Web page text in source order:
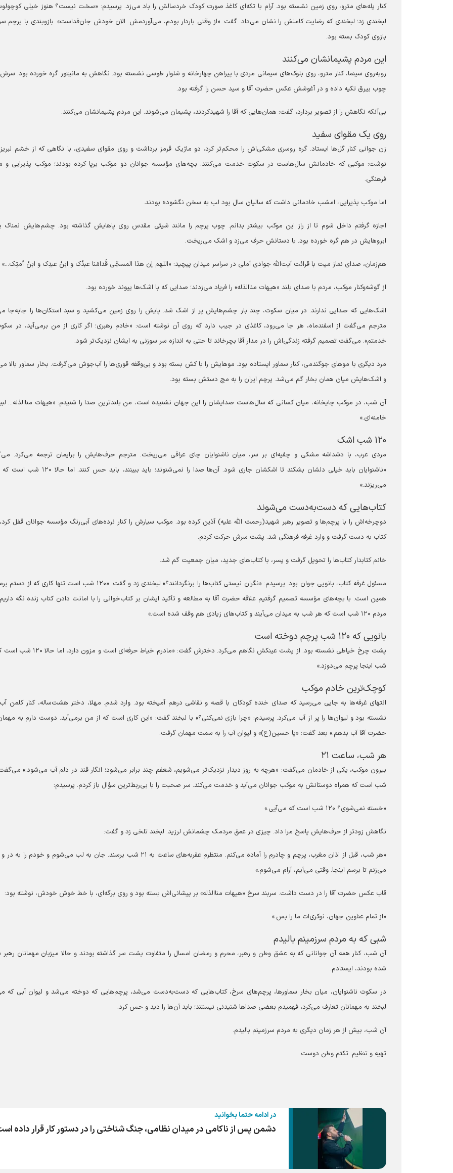
کنار پله‌های مترو، روی زمین نشسته بود. آرام با تکه‌ای کاغذ صورت کودک خردسالش را باد می‌زد. پرسیدم: «سخت نیست؟ هنوز خیلی
لبخندی زد؛ لبخندی که رضایت کاملش را نشان می‌داد. گفت: «از وقتی باردار بودم، می‌آوردمش. الان خودش جان‌فداست». بازوبندی با پرچم
بازوی کودک بسته بود.
این مردم پشیمانشان می‌کنند
روبه‌روی سینما، کنار مترو، روی بلوک‌های سیمانی مردی با پیراهن چهارخانه و شلوار طوسی نشسته بود. نگاهش به مانیتور گره خورده بود. سرش
چوب بیرق تکیه داده و در آغوشش عکس حضرت آقا و سید حسن را گرفته بود.
بی‌آنکه نگاهش را از تصویر بردارد، گفت: همان‌هایی که آقا را شهیدکردند، پشیمان می‌شوند. این مردم پشیمانشان می‌کنند.
روی یک مقوای سفید
زن جوانی کنار گل‌ها ایستاد. گره روسری مشکی‌اش را محکم‌تر کرد، دو ماژیک قرمز برداشت و روی مقوای سفیدی، با نگاهی که از خشم لبریز
نوشت: موکبی که خادمانش سال‌هاست در سکوت خدمت می‌کنند. بچه‌های مؤسسه جوانان دو موکب برپا کرده بودند؛ موکب پذیرایی و
فرهنگی.
اما موکب پذیرایی، امشب خادمانی داشت که سالیان سال بود لب به سخن نگشوده بودند.
اجازه گرفتم داخل شوم تا از راز این موکب بیشتر بدانم. چوب پرچم را مانند شیئی مقدس روی پاهایش گذاشته بود. چشم‌هایش نمناک
ابروهایش در هم گره خورده بود. با دستانش حرف می‌زد و اشک می‌ریخت.
هم‌زمان، صدای نماز میت با قرائت آیت‌الله جوادی آملی در سراسر میدان پیچید: «اللهم إن هذا المسجّی قُدامَنا عبدُک و ابنُ عبدِک و ابنُ أمتِک...»
از گوشه‌وکنار موکب، مردم با صدای بلند «هیهات مناالذله» را فریاد می‌زدند؛ صدایی که با اشک‌ها پیوند خورده بود.
اشک‌هایی که صدایی ندارند. در میان سکوت، چند بار چشم‌هایش پر از اشک شد. پایش را روی زمین می‌کشید و سبد استکان‌ها را جابه‌جا
مترجم می‌گفت از اسفندماه، هر جا می‌رود، کاغذی در جیب دارد که روی آن نوشته است: «خادم رهبری؛ اگر کاری از من برمی‌آید، در
خدمتم». می‌گفت تصمیم گرفته زندگی‌اش را در مدار آقا بچرخاند تا حتی به اندازه سر سوزنی به ایشان نزدیک‌تر شود.
مرد دیگری با موهای جوگندمی، کنار سماور ایستاده بود. موهایش را با کش بسته بود و بی‌وقفه قوری‌ها را آب‌جوش می‌گرفت. بخار سماور بالا
و اشک‌هایش میان همان بخار گم می‌شد. پرچم ایران را به مچ دستش بسته بود.
آن شب، در موکب چایخانه، میان کسانی که سال‌هاست صدایشان را این جهان نشنیده است، من بلندترین صدا را شنیدم: «هیهات مناالذله...
خامنه‌ای.»
۱۲۰ شب اشک
مردی عرب، با دشداشه مشکی و چفیه‌ای بر سر، میان ناشنوایان چای عراقی می‌ریخت. مترجم حرف‌هایش را برایمان ترجمه می‌کرد.
«ناشنوایان باید خیلی دلشان بشکند تا اشکشان جاری شود. آن‌ها صدا را نمی‌شنوند؛ باید ببینند،
می‌ریزند.»
کتاب‌هایی که دست‌به‌دست می‌شوند
دوچرخه‌اش را با پرچم‌ها و تصویر رهبر شهید(رحمت الله علیه) آذین کرده بود. موکب سیارش را کنار نرده‌های آبی‌رنگ مؤسسه جوانان قفل
کتاب به دست گرفت و وارد غرفه فرهنگی شد. پشت سرش حرکت کردم.
خانم کتابدار کتاب‌ها را تحویل گرفت و پسر، با کتاب‌های جدید، میان جمعیت گم شد.
مسئول غرفه کتاب، بانویی جوان بود. پرسیدم: «نگران نیستی کتاب‌ها را برنگردانند؟» لبخندی زد و گفت: «۱۲۰ شب است تنها
همین است. با بچه‌های مؤسسه تصمیم گرفتیم علاقه حضرت آقا به مطالعه و تأکید ایشان بر کتاب‌خوانی را با امانت دادن کتاب زنده نگه
مردم ۱۲۰ شب است که هر شب به میدان می‌آیند و کتاب‌های زیادی هم وقف شده است.»
بانویی که ۱۲۰ شب پرچم دوخته است
پشت چرخ خیاطی نشسته بود. از پشت عینکش نگاهم می‌کرد. دخترش گفت: «مادرم خیاط
شب اینجا پرچم می‌دوزد.»
کوچک‌ترین خادم موکب
انتهای غرفه‌ها به جایی می‌رسید که صدای خنده کودکان با قصه و نقاشی درهم آمیخته بود. وارد شدم. مهلا، دختر هشت‌ساله، کنار کلمن
نشسته بود و لیوان‌ها را پر از آب می‌کرد. پرسیدم: «چرا بازی نمی‌کنی؟» با لبخند گفت: «این کاری است که از من برمی‌آید. دوست دارم به
حضرت آقا آب بدهم.» بعد گفت: «یا حسین(ع)» و لیوان آب را به سمت مهمان گرفت.
هر شب، ساعت ۲۱
شب است که همراه دوستانش به موکب جوانان می‌آید و خدمت می‌کند. سر صحبت را با بی‌ربط‌ترین سؤال باز کردم. پرسیدم:
«خسته نمی‌شوی؟ ۱۲۰ شب است که می‌آیی.»
نگاهش زودتر از حرف‌هایش پاسخ مرا داد. چیزی در عمق مردمک چشمانش لرزید. لبخند تلخی زد و گفت:
«هر شب، قبل از اذان مغرب، پرچم و چادرم را آماده می‌کنم. منتظرم عقربه‌های ساعت به ۲۱ شب برسند. جان به لب می‌شوم و خودم را
می‌زنم تا برسم اینجا. وقتی می‌آیم، آرام می‌شوم.»
قاب عکس حضرت آقا را در دست داشت. سربند سرخ «هیهات مناالذله» بر پیشانی‌اش بسته بود و روی برگه‌ای، با خط خوش خودش، نوشته بود:
«از تمام عناوین جهان، نوکری‌ات ما را بس.»
شبی که به مردم سرزمینم بالیدم
آن شب، کنار همه آن جوانانی که به عشق وطن و رهبر، محرم و رمضان امسال را متفاوت پشت سر گذاشته بودند و حالا میزبان مهمانان رهبر
شده بودند، ایستادم.
در سکوت ناشنوایان، میان بخار سماورها، پرچم‌های سرخ، کتاب‌هایی که دست‌به‌دست می‌شد، پرچم‌هایی که دوخته می‌شد و لیوان آبی که
لبخند به مهمانان تعارف می‌کرد، فهمیدم بعضی صداها شنیدنی نیستند؛ باید آن‌ها را دید و حس کرد.
آن شب، بیش از هر زمان دیگری به مردم سرزمینم بالیدم.
تهیه و تنظیم: تکتم وطن دوست
در ادامه حتما بخوانید
دشمن پس از ناکامی در میدان نظامی، جنگ شناختی را در دستور کار قرار داده